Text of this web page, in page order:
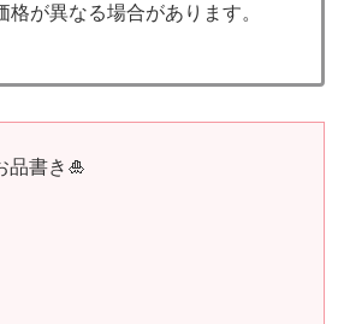
が異なる場合があります。
品書き🎍